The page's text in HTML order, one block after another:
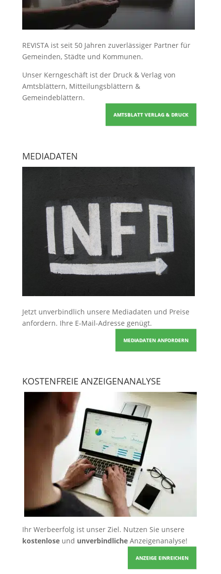
REVISTA ist seit 50 Jahren zuverlässiger Partner für
Gemeinden, Städte und Kommunen.
Unser Kerngeschäft ist der Druck & Verlag von
Amtsblättern, Mitteilungsblättern &
Gemeindeblättern.
AMTSBLATT VERLAG & DRUCK
MEDIADATEN
Jetzt unverbindlich unsere Mediadaten und Preise
anfordern. Ihre E-Mail-Adresse genügt.
MEDIADATEN ANFORDERN
KOSTENFREIE ANZEIGENANALYSE
Ihr Werbeerfolg ist unser Ziel. Nutzen Sie unsere
kostenloseund unverbindlicheAnzeigenanalyse!
ANZEIGE EINREICHEN